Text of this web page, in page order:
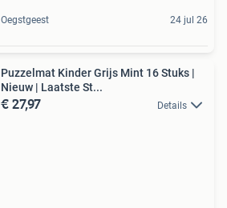
Oegstgeest 24 jul 26
Puzzelmat Kinder Grijs Mint 16 Stuks |
Nieuw | Laatste St...
€ 27,97 Details